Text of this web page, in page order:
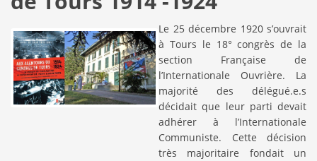
Le 25 décembre 1920 s’ouvrait
à Tours le 18° congrès de la
section Française de
l’Internationale Ouvrière. La
majorité des délégué.e.s
décidait que leur parti devait
adhérer à l’Internationale
Communiste. Cette décision
très majoritaire fondait un